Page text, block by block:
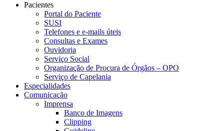
Pacientes
Portal do Paciente
SUSI
Telefones e e-mails úteis
Consultas e Exames
Ouvidoria
Serviço Social
Organização de Procura de Órgãos – OPO
Serviço de Capelania
Especialidades
Comunicação
Imprensa
Banco de Imagens
Clipping